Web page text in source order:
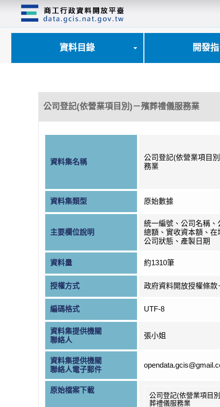
資料目錄 開發
公司登記(依營業項目別)－殯葬禮儀服務業
資料集名稱
公司登記(依營業項目
務業
資料集類型 原始數據
主要欄位說明
統一編號、公司名稱、
總額、實收資本額、在
公司狀態、產製日期
資料量 約1310筆
授權方式 政府資料開放授權條款
編碼格式 UTF-8
資料集提供機關
聯絡人
張小姐
資料集提供機關
聯絡人電子郵件
原始檔案下載
公司登記(依營業項目
葬禮儀服務業